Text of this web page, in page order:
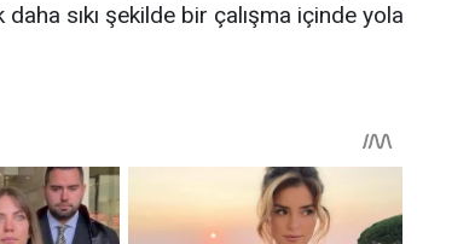
sıkı şekilde bir çalışma içinde yola